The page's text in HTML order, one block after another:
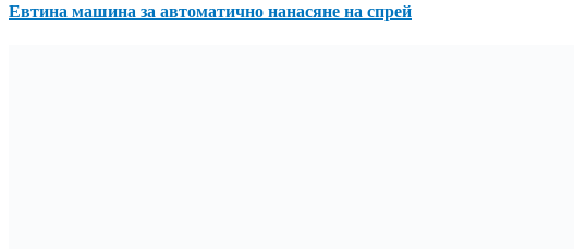
Евтина машина за автоматично нанасяне на спрей